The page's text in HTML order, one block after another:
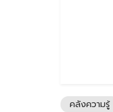
คลังความรู้